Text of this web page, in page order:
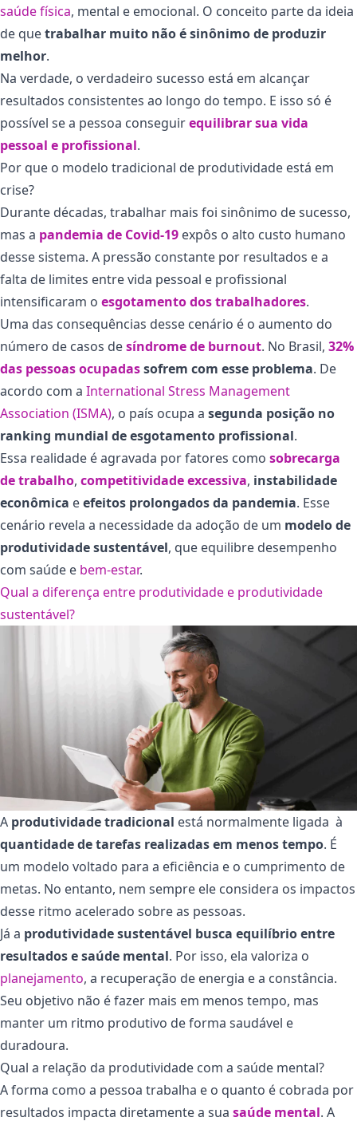
saúde física, mental e emocional. O conceito parte da ideia
de quetrabalhar muito não é sinônimo de produzir
melhor.
Na verdade, o verdadeiro sucesso está em alcançar
resultados consistentes ao longo do tempo. E isso só é
possível se a pessoa conseguirequilibrar sua vida
pessoal e profissional.
Por que o modelo tradicional de produtividade está em
crise?
Durante décadas, trabalhar mais foi sinônimo de sucesso,
mas a pandemia de Covid-19 expôs o alto custo humano
desse sistema. A pressão constante por resultados e a
falta de limites entre vida pessoal e profissional
intensificaram o esgotamento dos trabalhadores.
Uma das consequências desse cenário é o aumento do
número de casos desíndrome de burnout. No Brasil, 32%
das pessoas ocupadassofrem com esse problema. De
acordo com a International Stress Management
Association (ISMA), o país ocupa a segunda posição no
ranking mundial de esgotamento profissional.
Essa realidade é agravada por fatores como sobrecarga
de trabalho, competitividade excessiva, instabilidade
econômica eefeitos prolongados da pandemia. Esse
cenário revela a necessidade da adoção de um modelo de
produtividade sustentável, que equilibre desempenho
com saúde e bem-estar.
Qual a diferença entre produtividade e produtividade
sustentável?
A produtividade tradicional está normalmente ligada à
quantidade de tarefas realizadas em menos tempo. É
um modelo voltado para a eficiência e o cumprimento de
metas. No entanto, nem sempre ele considera os impactos
desse ritmo acelerado sobre as pessoas.
Já a produtividade sustentável busca equilíbrio entre
resultados e saúde mental. Por isso, ela valoriza o
planejamento, a recuperação de energia e a constância.
Seu objetivo não é fazer mais em menos tempo, mas
manter um ritmo produtivo de forma saudável e
duradoura.
Qual a relação da produtividade com a saúde mental?
A forma como a pessoa trabalha e o quanto é cobrada por
resultados impacta diretamente a sua saúde mental. A